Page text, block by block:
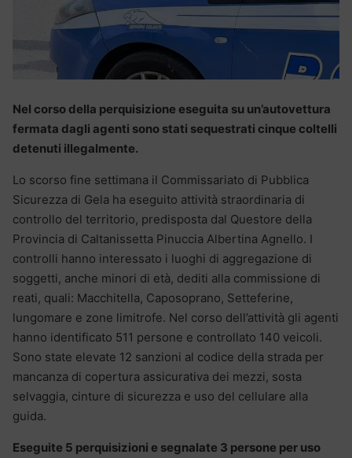
Nel corso della perquisizione eseguita su un’autovettura
fermata dagli agenti sono stati sequestrati cinque coltelli
detenuti illegalmente.
Lo scorso fine settimana il Commissariato di Pubblica
Sicurezza di Gela ha eseguito attività straordinaria di
controllo del territorio, predisposta dal Questore della
Provincia di Caltanissetta Pinuccia Albertina Agnello. I
controlli hanno interessato i luoghi di aggregazione di
soggetti, anche minori di età, dediti alla commissione di
reati, quali: Macchitella, Caposoprano, Setteferine,
lungomare e zone limitrofe. Nel corso dell’attività gli agenti
hanno identificato 511 persone e controllato 140 veicoli.
Sono state elevate 12 sanzioni al codice della strada per
mancanza di copertura assicurativa dei mezzi, sosta
selvaggia, cinture di sicurezza e uso del cellulare alla
guida.
Eseguite 5 perquisizioni e segnalate 3 persone per uso